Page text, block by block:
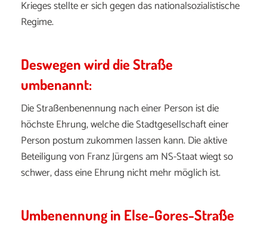
Krieges stellte er sich gegen das nationalsozialistische
Regime.
Deswegen wird die Straße
umbenannt:
Die Straßenbenennung nach einer Person ist die
höchste Ehrung, welche die Stadtgesellschaft einer
Person postum zukommen lassen kann. Die aktive
Beteiligung von Franz Jürgens am NS-Staat wiegt so
schwer, dass eine Ehrung nicht mehr möglich ist.
Umbenennung in Else-Gores-Straße